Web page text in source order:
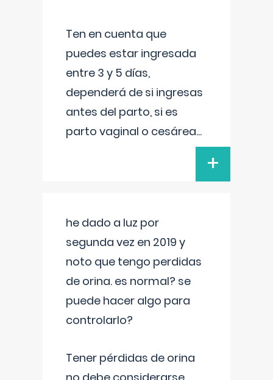
Ten en cuenta que
puedes estar ingresada
entre 3 y 5 días,
dependerá de si ingresas
antes del parto, si es
parto vaginal o cesárea...
+
he dado a luz por
segunda vez en 2019 y
noto que tengo perdidas
de orina. es normal? se
puede hacer algo para
controlarlo?
Tener pérdidas de orina